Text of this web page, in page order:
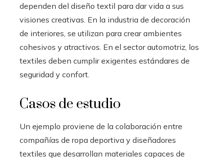
dependen del diseño textil para dar vida a sus
visiones creativas. En la industria de decoración
de interiores, se utilizan para crear ambientes
cohesivos y atractivos. En el sector automotriz, los
textiles deben cumplir exigentes estándares de
seguridad y confort.
Casos de estudio
Un ejemplo proviene de la colaboración entre
compañías de ropa deportiva y diseñadores
textiles que desarrollan materiales capaces de